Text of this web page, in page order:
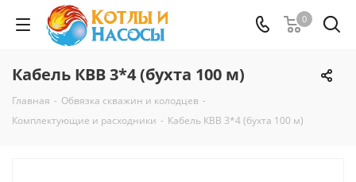
0
Кабель КВВ 3*4 (бухта 100 м)
Главная - Обвязка скважин и колодцев -
Комплектующие и расходники - Кабель КВВ 3*4 (бухта 100 м)